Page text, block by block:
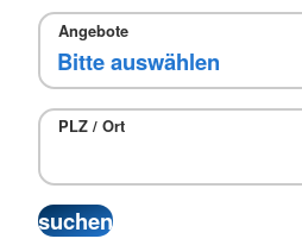
Angebote
PLZ / Ort